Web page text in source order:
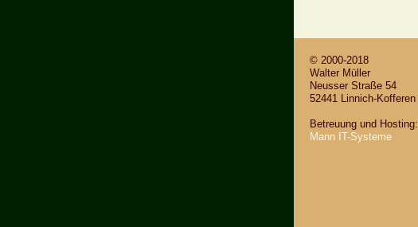
© 2000-2018
Wal­ter Mül­ler
Neus­ser Stra­ße 54
52441 Lin­nich-Kof­fe­ren
Be­treu­ung und Hos­ting:
Mann IT-Sys­te­me